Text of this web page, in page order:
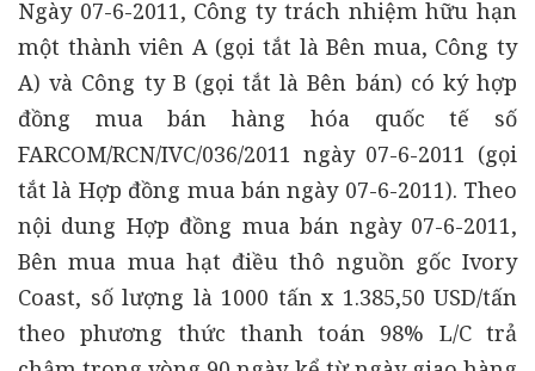
Ngày 07-6-2011, Công ty trách nhiệm hữu hạn
một thành viên A (gọi tắt là Bên mua, Công ty
A) và Công ty B (gọi tắt là Bên bán) có ký hợp
đồng mua bán hàng hóa quốc tế số
FARCOM/RCN/IVC/036/2011 ngày 07-6-2011 (gọi
tắt là Hợp đồng mua bán ngày 07-6-2011). Theo
nội dung Hợp đồng mua bán ngày 07-6-2011,
Bên mua mua hạt điều thô nguồn gốc Ivory
Coast, số lượng là 1000 tấn x 1.385,50 USD/tấn
theo phương thức thanh toán 98% L/C trả